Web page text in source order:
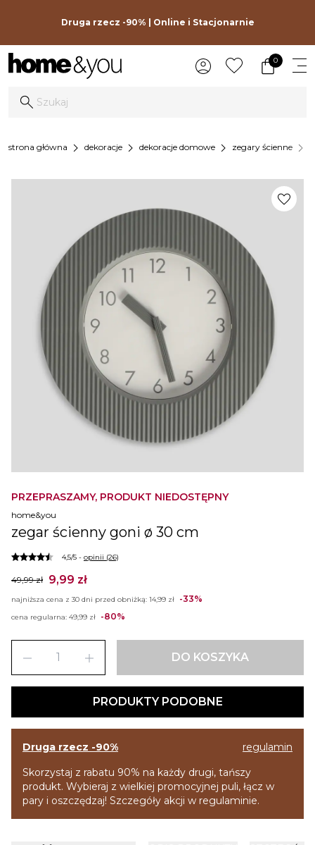
Druga rzecz -90% | Online i Stacjonarnie
0
strona główna chevron_right dekoracje chevron_right dekoracje domowe chevron_right zegary ścienne chevron_right
PRZEPRASZAMY, PRODUKT NIEDOSTĘPNY
home&you
zegar ścienny goni ø 30 cm
4,5/5 - opinii (26)
49,99 zł 9,99 zł
najniższa cena z 30 dni przed obniżką: 14,99 zł -33%
cena regularna: 49,99 zł -80%
remove add DO KOSZYKA
PRODUKTY PODOBNE
Druga rzecz -90%
regulamin
Skorzystaj z rabatu 90% na każdy drugi, tańszy
produkt. Wybieraj z wielkiej promocyjnej puli, łącz w
pary i oszczędzaj! Szczegóły akcji w regulaminie.
favorite